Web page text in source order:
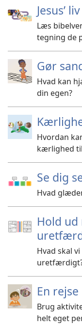
Jesus’ liv
Læs
tegning de
Gør
Hvad kan
din egen?
Hvordan
kærlighed
Se dig
Hvad
Hold
Hvad skal
En
Brug
helt eget